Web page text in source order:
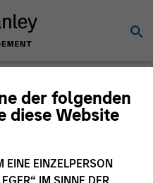
der folgenden
diese Website
EINE EINZELPERSON